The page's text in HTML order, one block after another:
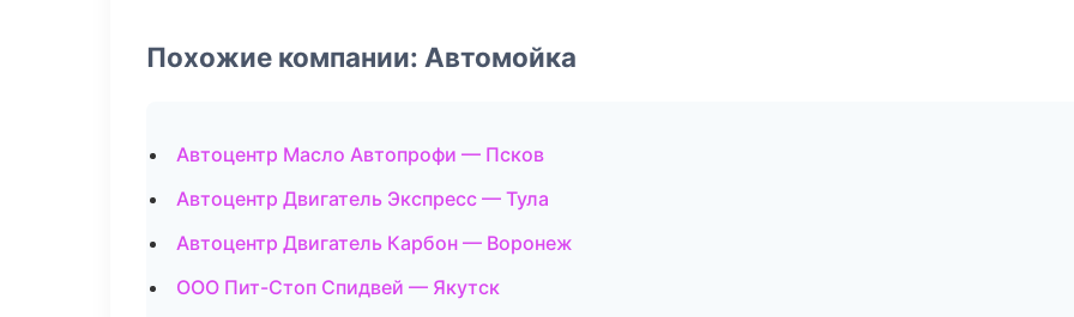
Похожие компании: Автомойка
Автоцентр Масло Автопрофи — Псков
Автоцентр Двигатель Экспресс — Тула
Автоцентр Двигатель Карбон — Воронеж
ООО Пит-Стоп Спидвей — Якутск